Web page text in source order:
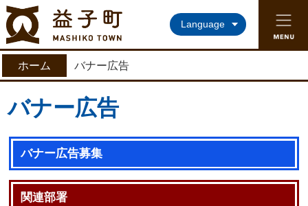
益子町ホームページ
Language
ホーム バナー広告
バナー広告
バナー広告募集
関連部署